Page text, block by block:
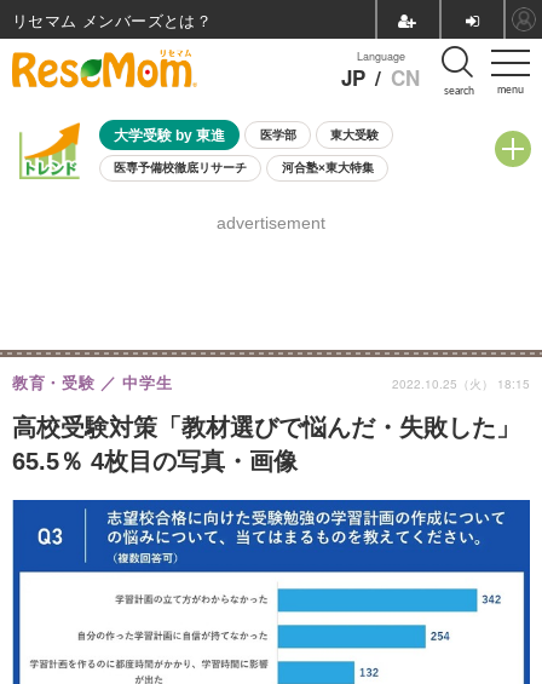
menu
Language
JP / CN search
大学受験 by 東進 医学部 東大受験
医専予備校徹底リサーチ 河合塾×東大特集
8月開催学校説明会・相談会
advertisement
高校受験対策「教材選びで悩んだ・失敗した」
65.5％ 4枚目の写真・画像
教育・受験 中学生 2022.10.25（火） 18:15
リセマム メンバーズ